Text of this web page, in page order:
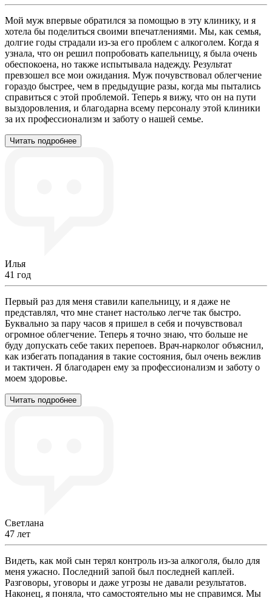
Мой муж впервые обратился за помощью в эту клинику, и я
хотела бы поделиться своими впечатлениями. Мы, как семья,
долгие годы страдали из-за его проблем с алкоголем. Когда я
узнала, что он решил попробовать капельницу, я была очень
обеспокоена, но также испытывала надежду. Результат
превзошел все мои ожидания. Муж почувствовал облегчение
гораздо быстрее, чем в предыдущие разы, когда мы пытались
справиться с этой проблемой. Теперь я вижу, что он на пути
выздоровления, и благодарна всему персоналу этой клиники
за их профессионализм и заботу о нашей семье.
Читать подробнее
Илья
41 год
Первый раз для меня ставили капельницу, и я даже не
представлял, что мне станет настолько легче так быстро.
Буквально за пару часов я пришел в себя и почувствовал
огромное облегчение. Теперь я точно знаю, что больше не
буду допускать себе таких перепоев. Врач-нарколог объяснил,
как избегать попадания в такие состояния, был очень вежлив
и тактичен. Я благодарен ему за профессионализм и заботу о
моем здоровье.
Читать подробнее
Светлана
47 лет
Видеть, как мой сын терял контроль из-за алкоголя, было для
меня ужасно. Последний запой был последней каплей.
Разговоры, уговоры и даже угрозы не давали результатов.
Наконец, я поняла, что самостоятельно мы не справимся. Мы